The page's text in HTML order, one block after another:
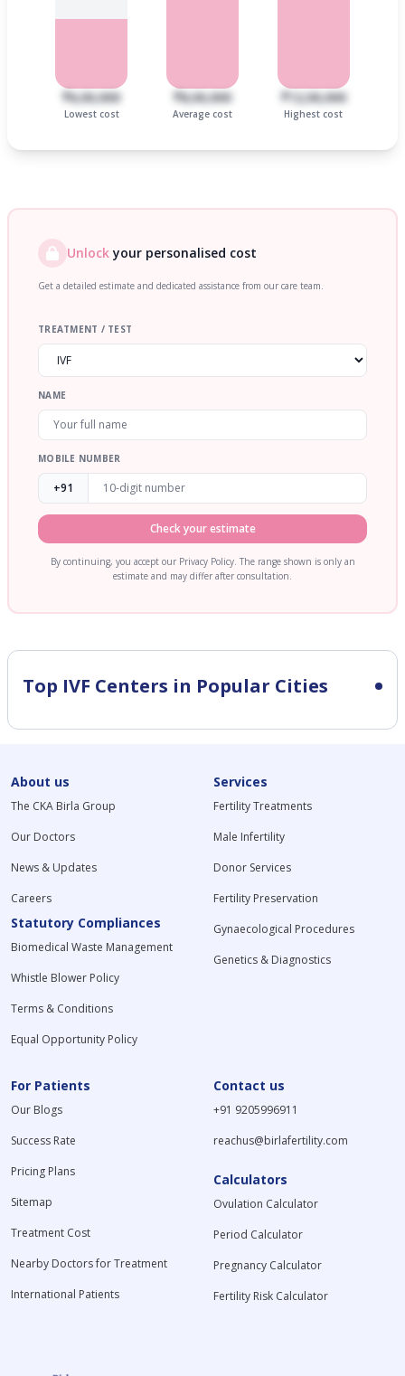
₹6,00,000
Lowest cost
₹8,00,000
Average cost
₹12,00,000
Highest cost
Unlockyour personalised cost
Get a detailed estimate and dedicated assistance from our care team.
TREATMENT / TEST
NAME
MOBILE NUMBER
+91
Check your estimate
By continuing, you accept our Privacy Policy. The range shown is only an
estimate and may differ after consultation.
Top IVF Centers in Popular Cities
About us
The CKA Birla Group
Our Doctors
News & Updates
Careers
Statutory Compliances
Biomedical Waste Management
Whistle Blower Policy
Terms & Conditions
Equal Opportunity Policy
Services
Fertility Treatments
Male Infertility
Donor Services
Fertility Preservation
Gynaecological Procedures
Genetics & Diagnostics
For Patients
Our Blogs
Success Rate
Pricing Plans
Sitemap
Treatment Cost
Nearby Doctors for Treatment
International Patients
Contact us
+91 9205996911
reachus@birlafertility.com
Calculators
Ovulation Calculator
Period Calculator
Pregnancy Calculator
Fertility Risk Calculator